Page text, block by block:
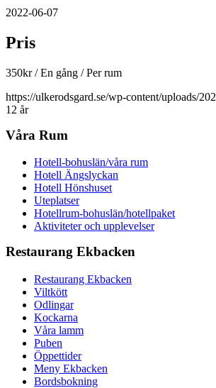
2022-06-07
Pris
350kr/ En gång / Per rum
https://ulkerodsgard.se/wp-content/uploads/
12 år
Våra Rum
Hotell-bohuslän/våra rum
Hotell Ängslyckan
Hotell Hönshuset
Uteplatser
Hotellrum-bohuslän/hotellpaket
Aktiviteter och upplevelser
Restaurang Ekbacken
Restaurang Ekbacken
Viltkött
Odlingar
Kockarna
Våra lamm
Puben
Öppettider
Meny Ekbacken
Bordsbokning